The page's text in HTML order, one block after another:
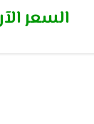
في الكهرباء
السعر